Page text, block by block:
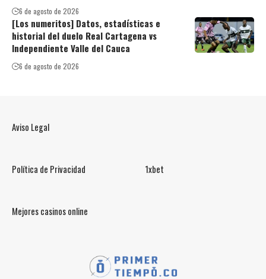
6 de agosto de 2026
[Los numeritos] Datos, estadísticas e
historial del duelo Real Cartagena vs
Independiente Valle del Cauca
6 de agosto de 2026
Aviso Legal
Política de Privacidad 1xbet
Mejores casinos online